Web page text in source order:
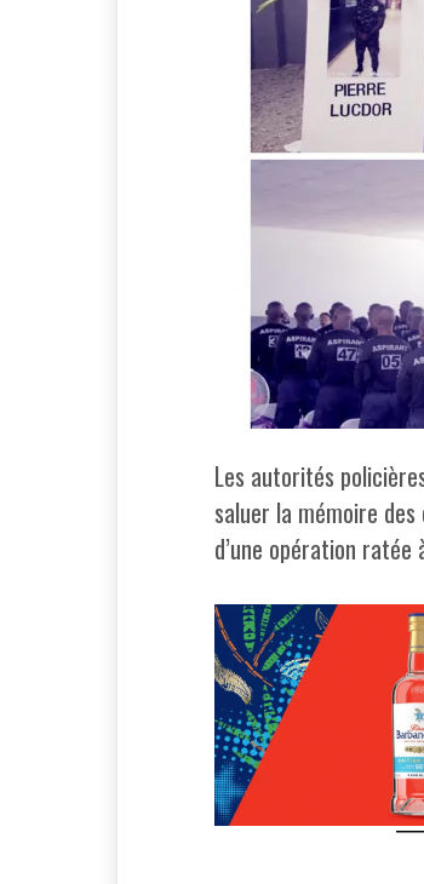
Les autorités
saluer la mémoire
d’une opération ratée